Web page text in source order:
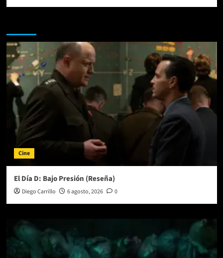
Cine
El Día D: Bajo Presión (Reseña)
Diego Carrillo 6 agosto, 2026 0